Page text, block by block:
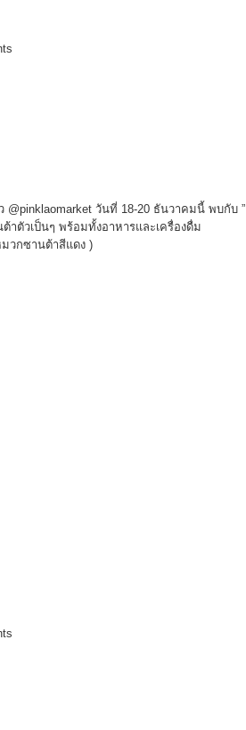
วันที่ 18-20 ธันวาคมนี้ พบกับ ”
าตัวเป็นๆ พร้อมทั้งอาหารและเครื่องดื่ม
วกซานต้าสีแดง )